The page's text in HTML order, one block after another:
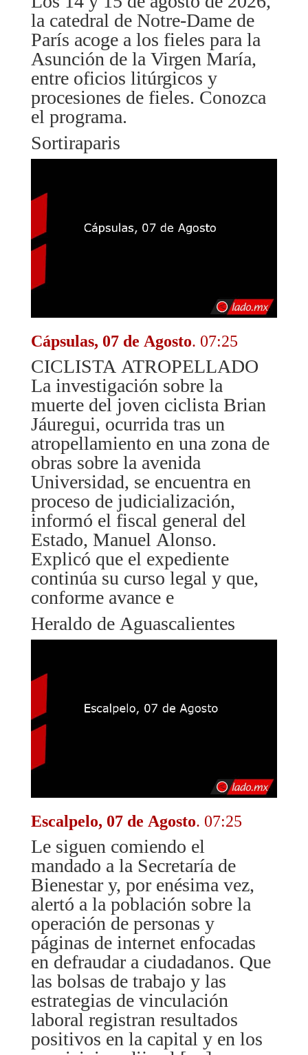
la catedral de Notre-Dame de
París acoge a los fieles para la
Asunción de la Virgen María,
entre oficios litúrgicos y
procesiones de fieles. Conozca
el programa.
Sortiraparis
Cápsulas, 07 de Agosto . 07:25
CICLISTA ATROPELLADO
La investigación sobre la
muerte del joven ciclista Brian
Jáuregui, ocurrida tras un
atropellamiento en una zona de
obras sobre la avenida
Universidad, se encuentra en
proceso de judicialización,
informó el fiscal general del
Estado, Manuel Alonso.
Explicó que el expediente
continúa su curso legal y que,
conforme avance e
Heraldo de Aguascalientes
Escalpelo, 07 de Agosto . 07:25
Le siguen comiendo el
mandado a la Secretaría de
Bienestar y, por enésima vez,
alertó a la población sobre la
operación de personas y
páginas de internet enfocadas
en defraudar a ciudadanos. Que
las bolsas de trabajo y las
estrategias de vinculación
laboral registran resultados
positivos en la capital y en los